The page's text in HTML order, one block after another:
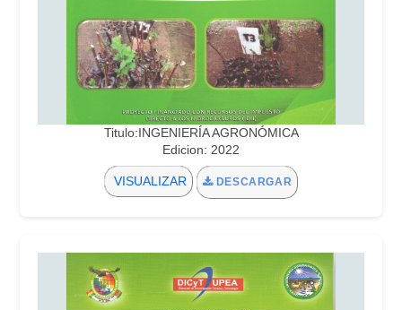
Titulo:INGENIERÍA AGRONÓMICA
Edicion: 2022
VISUALIZAR DESCARGAR